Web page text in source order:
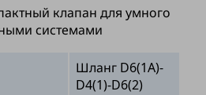
клапан для умного
системами
Шланг D6(1A)-
D4(1)-D6(2)